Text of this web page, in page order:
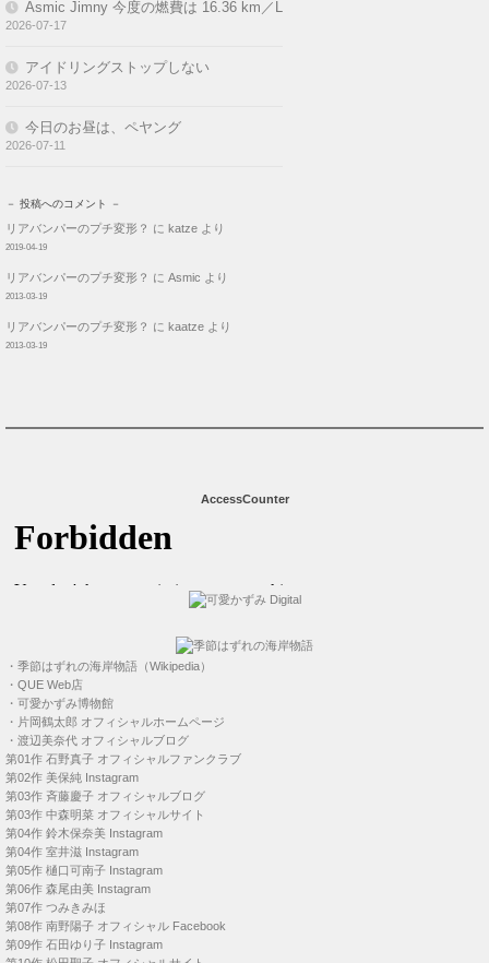
Asmic Jimny 今度の燃費は 16.36 km／L
2026-07-17
アイドリングストップしない
2026-07-13
今日のお昼は、ペヤング
2026-07-11
－ 投稿へのコメント －
リアバンパーのプチ変形？ に katze より
2019-04-19
リアバンパーのプチ変形？ に Asmic より
2013-03-19
リアバンパーのプチ変形？ に kaatze より
2013-03-19
AccessCounter
・ 季節はずれの海岸物語（Wikipedia）
・ QUE Web店
・ 可愛かずみ博物館
・ 片岡鶴太郎 オフィシャルホームページ
・ 渡辺美奈代 オフィシャルブログ
第01作 石野真子 オフィシャルファンクラブ
第02作 美保純 Instagram
第03作 斉藤慶子 オフィシャルブログ
第03作 中森明菜 オフィシャルサイト
第04作 鈴木保奈美 Instagram
第04作 室井滋 Instagram
第05作 樋口可南子 Instagram
第06作 森尾由美 Instagram
第07作 つみきみほ
第08作 南野陽子 オフィシャル Facebook
第09作 石田ゆり子 Instagram